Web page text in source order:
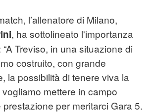
l’allenatore di Milano,
, ha sottolineato l'importanza
Treviso, in una situazione di
costruito, con grande
la possibilità di tenere viva la
mettere in campo
prestazione per meritarci Gara 5.